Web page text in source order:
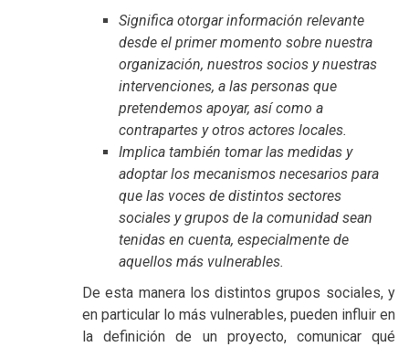
Significa otorgar información relevante
desde el primer momento sobre nuestra
organización, nuestros socios y nuestras
intervenciones, a las personas que
pretendemos apoyar, así como a
contrapartes y otros actores locales.
Implica también tomar las medidas y
adoptar los mecanismos necesarios para
que las voces de distintos sectores
sociales y grupos de la comunidad sean
tenidas en cuenta, especialmente de
aquellos más vulnerables.
De esta manera los distintos grupos sociales, y
en particular lo más vulnerables, pueden influir en
la definición de un proyecto, comunicar qué